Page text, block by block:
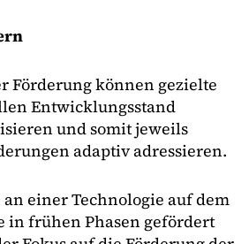
Förderung können gezielte
Entwicklungsstand
und somit jeweils
adaptiv adressieren.
an einer Technologie auf dem
in frühen Phasen gefördert